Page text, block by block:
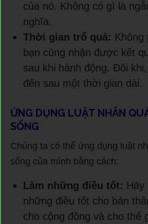
của nó. Không có gì là
nghĩa.
Thời gian trổ quả: Không
bạn cũng nhận được kết
sau khi hành động. Đôi
đến sau một thời gian dài.
ỨNG DỤNG LUẬT NHÂN
SỐNG
Chúng ta có thể ứng dụng luật
sống của mình bằng cách:
Làm những điều tốt: Hãy
những điều tốt cho bản
cho cộng đồng và cho thế